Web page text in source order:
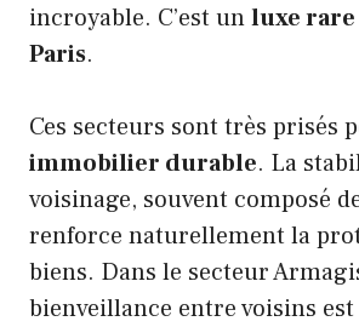
incroyable. C’est unluxe rare
Paris.
Ces secteurs sont très prisés
immobilier durable. La
voisinage, souvent composé
renforce naturellement la
biens. Dans le secteur
bienveillance entre voisins